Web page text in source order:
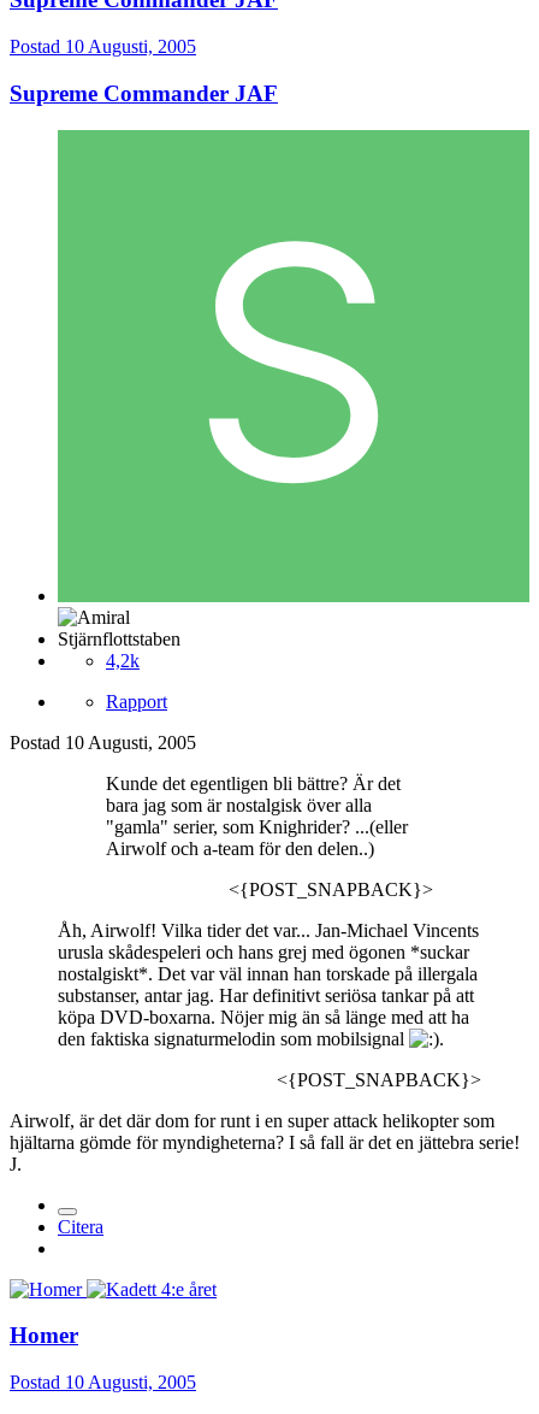
Postad 10 Augusti, 2005
Supreme Commander JAF
Stjärnflottstaben
4,2k
Rapport
Postad 10 Augusti, 2005
Kunde det egentligen bli bättre? Är det
bara jag som är nostalgisk över alla
"gamla" serier, som Knighrider? ...(eller
Airwolf och a-team för den delen..)
<{POST_SNAPBACK}>
Åh, Airwolf! Vilka tider det var... Jan-Michael Vincents
urusla skådespeleri och hans grej med ögonen *suckar
nostalgiskt*. Det var väl innan han torskade på illergala
substanser, antar jag. Har definitivt seriösa tankar på att
köpa DVD-boxarna. Nöjer mig än så länge med att ha
den faktiska signaturmelodin som mobilsignal
.
<{POST_SNAPBACK}>
Airwolf, är det där dom for runt i en super attack helikopter som
hjältarna gömde för myndigheterna? I så fall är det en jättebra serie!
J.
Citera
Homer
Postad 10 Augusti, 2005